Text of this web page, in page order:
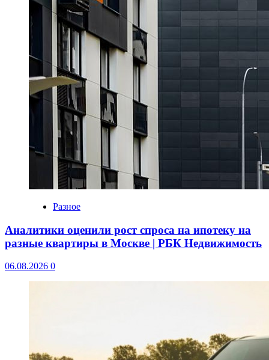
Разное
Аналитики оценили рост спроса на ипотеку на
разные квартиры в Москве | РБК Недвижимость
06.08.2026 0